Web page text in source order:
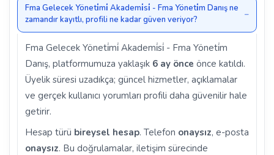
Fma Gelecek Yöneti̇mi̇ Akademi̇si̇ - Fma Yöneti̇m Danış ne
zamandır kayıtlı, profili ne kadar güven veriyor?
Fma Gelecek Yöneti̇mi̇ Akademi̇si̇ - Fma Yöneti̇m
Danış, platformumuza yaklaşık 6 ay önce önce katıldı.
Üyelik süresi uzadıkça; güncel hizmetler, açıklamalar
ve gerçek kullanıcı yorumları profili daha güvenilir hale
getirir.
Hesap türü bireysel hesap. Telefon onaysız, e-posta
onaysız. Bu doğrulamalar, iletişim sürecinde